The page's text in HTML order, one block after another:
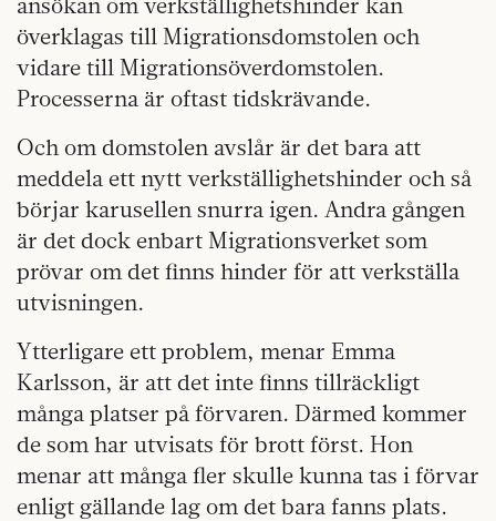
överklagas till Migrationsdomstolen och
vidare till Migrationsöverdomstolen.
Processerna är oftast tidskrävande.
Och om domstolen avslår är det bara att
meddela ett nytt verkställighetshinder och så
börjar karusellen snurra igen. Andra gången
är det dock enbart Migrationsverket som
prövar om det finns hinder för att verkställa
utvisningen.
Ytterligare ett problem, menar Emma
Karlsson, är att det inte finns tillräckligt
många platser på förvaren. Därmed kommer
de som har utvisats för brott först. Hon
menar att många fler skulle kunna tas i förvar
enligt gällande lag om det bara fanns plats.